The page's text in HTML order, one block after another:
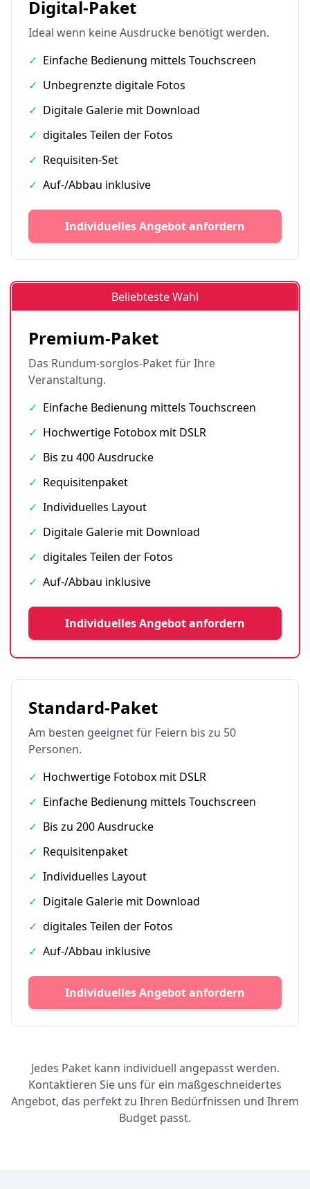
Digital-Paket
Ideal wenn keine Ausdrucke benötigt werden.
✓ Einfache Bedienung mittels Touchscreen
✓ Unbegrenzte digitale Fotos
✓ Digitale Galerie mit Download
✓ digitales Teilen der Fotos
✓ Requisiten-Set
✓ Auf-/Abbau inklusive
Individuelles Angebot anfordern
Beliebteste Wahl
Premium-Paket
Das Rundum-sorglos-Paket für Ihre
Veranstaltung.
✓ Einfache Bedienung mittels Touchscreen
✓ Hochwertige Fotobox mit DSLR
✓ Bis zu 400 Ausdrucke
✓ Requisitenpaket
✓ Individuelles Layout
✓ Digitale Galerie mit Download
✓ digitales Teilen der Fotos
✓ Auf-/Abbau inklusive
Individuelles Angebot anfordern
Standard-Paket
Am besten geeignet für Feiern bis zu 50
Personen.
✓ Hochwertige Fotobox mit DSLR
✓ Einfache Bedienung mittels Touchscreen
✓ Bis zu 200 Ausdrucke
✓ Requisitenpaket
✓ Individuelles Layout
✓ Digitale Galerie mit Download
✓ digitales Teilen der Fotos
✓ Auf-/Abbau inklusive
Individuelles Angebot anfordern
Jedes Paket kann individuell angepasst werden.
Kontaktieren Sie uns für ein maßgeschneidertes
Angebot, das perfekt zu Ihren Bedürfnissen und Ihrem
Budget passt.